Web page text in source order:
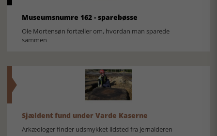
Museumsnumre 162 - sparebøsse
Ole Mortensøn fortæller om, hvordan man sparede
sammen
Sjældent fund under Varde Kaserne
Arkæologer finder udsmykket ildsted fra jernalderen